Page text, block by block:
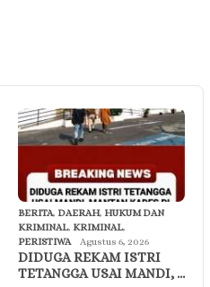
BERITA, DAERAH, HUKUM DAN
KRIMINAL, KRIMINAL,
PERISTIWA
Agustus 6, 2026
DIDUGA REKAM ISTRI
TETANGGA USAI MANDI, …